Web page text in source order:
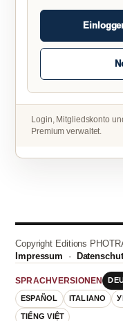
Login, Mitgliedskonto
Premium verwaltet.
Copyright Editions
Impressum ·
SPRACHVERSIONEN
ESPAÑOL ITALIANO
TIẾNG VIỆT